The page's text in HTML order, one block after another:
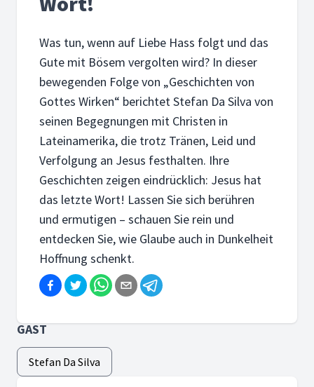
Was tun, wenn auf Liebe Hass folgt und das
Gute mit Bösem vergolten wird? In dieser
bewegenden Folge von „Geschichten von
Gottes Wirken“ berichtet Stefan Da Silva von
seinen Begegnungen mit Christen in
Lateinamerika, die trotz Tränen, Leid und
Verfolgung an Jesus festhalten. Ihre
Geschichten zeigen eindrücklich: Jesus hat
das letzte Wort! Lassen Sie sich berühren
und ermutigen – schauen Sie rein und
entdecken Sie, wie Glaube auch in Dunkelheit
Hoffnung schenkt.
GAST
Stefan Da Silva